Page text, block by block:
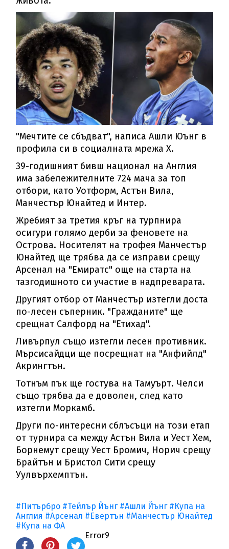
"Мечтите се сбъдват", написа Ашли Юънг в
профила си в социалната мрежа X.
39-годишният бивш национал на Англия
има забележителните 724 мача за топ
отбори, като Уотформ, Астън Вила,
Манчестър Юнайтед и Интер.
Жребият за третия кръг на турпнира
осигури голямо дерби за феновете на
Острова. Носителят на трофея Манчестър
Юнайтед ще трябва да се изправи срещу
Арсенал на "Емиратс" още на старта на
тазгодишното си участие в надпреварата.
Другият отбор от Манчестър изтегли доста
по-лесен съперник. "Гражданите" ще
срещнат Салфорд на "Етихад".
Ливърпул също изтегли лесен противник.
Мърсисайдци ще посрещнат на "Анфийлд"
Акрингтън.
Тотнъм пък ще гостува на Тамуърт. Челси
също трябва да е доволен, след като
изтегли Моркамб.
Други по-интересни сблъсъци на този етап
от турнира са между Астън Вила и Уест Хем,
Борнемут срещу Уест Бромич, Норич срещу
Брайтън и Бристол Сити срещу
Уулвърхемптън.
#Питърбро #Тейлър Йънг #Ашли Йънг #Купа на
Англия #Арсенал #Евертън #Манчестър Юнайтед
#Купа на ФА
Error9